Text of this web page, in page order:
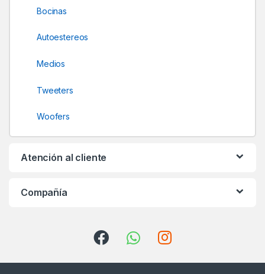
Bocinas
Autoestereos
Medios
Tweeters
Woofers
Atención al cliente
Compañía